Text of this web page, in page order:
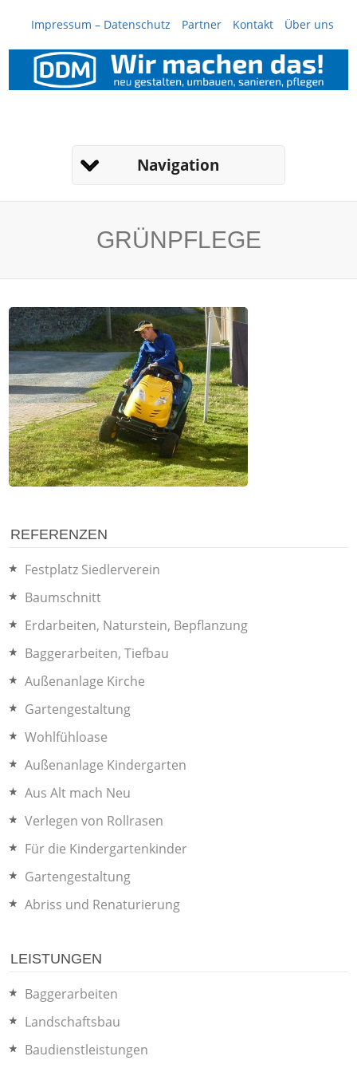
Impressum – Datenschutz Partner Kontakt Über uns
Navigation
GRÜNPFLEGE
REFERENZEN
Festplatz Siedlerverein
Baumschnitt
Erdarbeiten, Naturstein, Bepflanzung
Baggerarbeiten, Tiefbau
Außenanlage Kirche
Gartengestaltung
Wohlfühloase
Außenanlage Kindergarten
Aus Alt mach Neu
Verlegen von Rollrasen
Für die Kindergartenkinder
Gartengestaltung
Abriss und Renaturierung
LEISTUNGEN
Baggerarbeiten
Landschaftsbau
Baudienstleistungen